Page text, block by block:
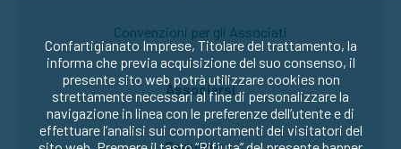
Convenzioni per gli Associati
Associarsi
Confartigianato Imprese, Titolare del trattamento, la
informa che previa acquisizione del suo consenso, il
presente sito web potrà utilizzare cookies non
strettamente necessari al fine di personalizzare la
navigazione in linea con le preferenze dell’utente e di
effettuare l’analisi sui comportamenti dei visitatori del